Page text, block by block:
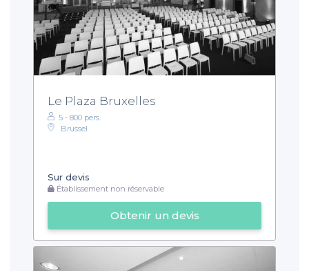
Le Plaza Bruxelles
5 - 800 pers.
Brussel
Sur devis
Établissement non réservable
Obtenir un devis